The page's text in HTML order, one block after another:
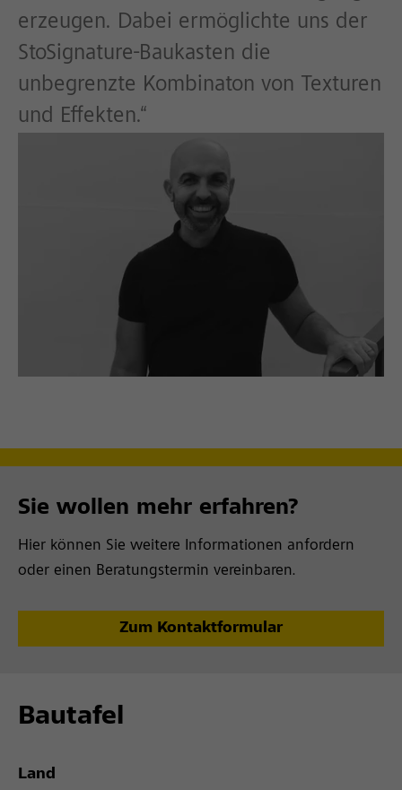
erzeugen. Dabei ermöglichte uns der
StoSignature-Baukasten die
unbegrenzte Kombinaton von Texturen
und Effekten.“
Sie wollen mehr erfahren?
Hier können Sie weitere Informationen anfordern
oder einen Beratungstermin vereinbaren.
Zum Kontaktformular
Bautafel
Land